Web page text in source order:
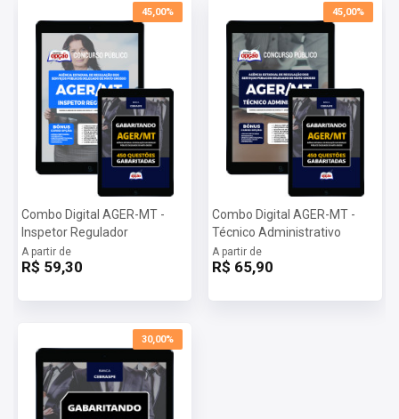
45,00%
Combo Digital AGER-MT -
Inspetor Regulador
A partir de
R$ 59,30
45,00%
Combo Digital AGER-MT -
Técnico Administrativo
A partir de
R$ 65,90
30,00%